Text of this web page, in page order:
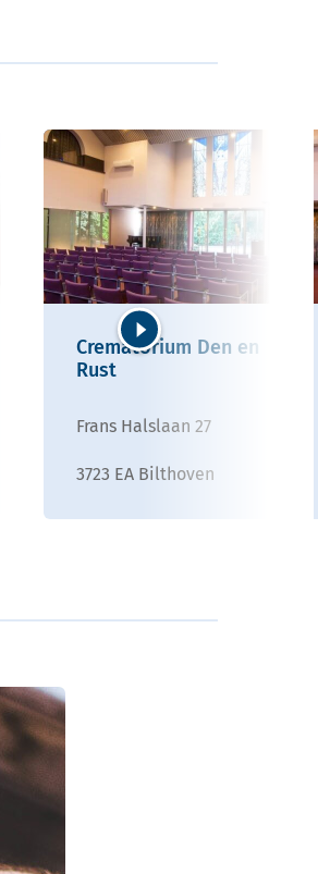
Crematorium Den en
Rust
Frans Halslaan 27
3723 EA Bilthoven